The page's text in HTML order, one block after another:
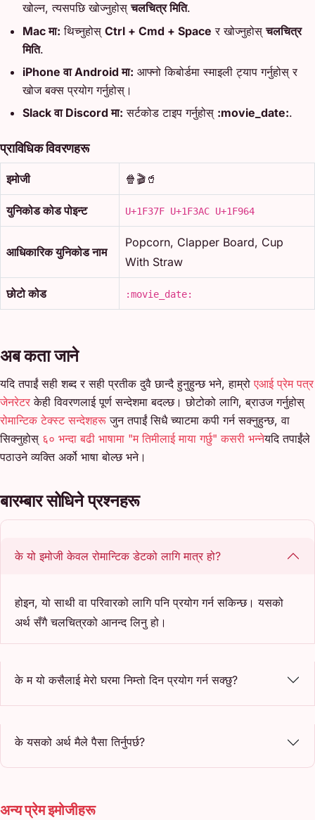
खोल्न, त्यसपछि खोज्नुहोस्चलचित्र मिति.
Mac मा: थिच्नुहोस् Ctrl + Cmd + Space र खोज्नुहोस्चलचित्र
मिति.
iPhone वा Android मा: आफ्नो किबोर्डमा स्माइली ट्याप गर्नुहोस् र
खोज बक्स प्रयोग गर्नुहोस्।
Slack वा Discord मा: सर्टकोड टाइप गर्नुहोस् :movie_date:.
प्राविधिक विवरणहरू
इमोजी 🍿🎬🥤
युनिकोड कोड पोइन्ट U+1F37F U+1F3AC U+1F964
आधिकारिक युनिकोड नाम
Popcorn, Clapper Board, Cup
With Straw
छोटो कोड :movie_date:
अब कता जाने
यदि तपाईं सही शब्द र सही प्रतीक दुवै छान्दै हुनुहुन्छ भने, हाम्रोएआई प्रेम पत्र
जेनरेटर केही विवरणलाई पूर्ण सन्देशमा बदल्छ। छोटोको लागि, ब्राउज गर्नुहोस्
रोमान्टिक टेक्स्ट सन्देशहरू जुन तपाईं सिधै च्याटमा कपी गर्न सक्नुहुन्छ, वा
सिक्नुहोस् ६० भन्दा बढी भाषामा "म तिमीलाई माया गर्छु" कसरी भन्नेयदि तपाईंले
पठाउने व्यक्ति अर्को भाषा बोल्छ भने।
बारम्बार सोधिने प्रश्नहरू
के यो इमोजी केवल रोमान्टिक डेटको लागि मात्र हो?
होइन, यो साथी वा परिवारको लागि पनि प्रयोग गर्न सकिन्छ। यसको
अर्थ सँगै चलचित्रको आनन्द लिनु हो।
के म यो कसैलाई मेरो घरमा निम्तो दिन प्रयोग गर्न सक्छु?
के यसको अर्थ मैले पैसा तिर्नुपर्छ?
अन्य प्रेम इमोजीहरू